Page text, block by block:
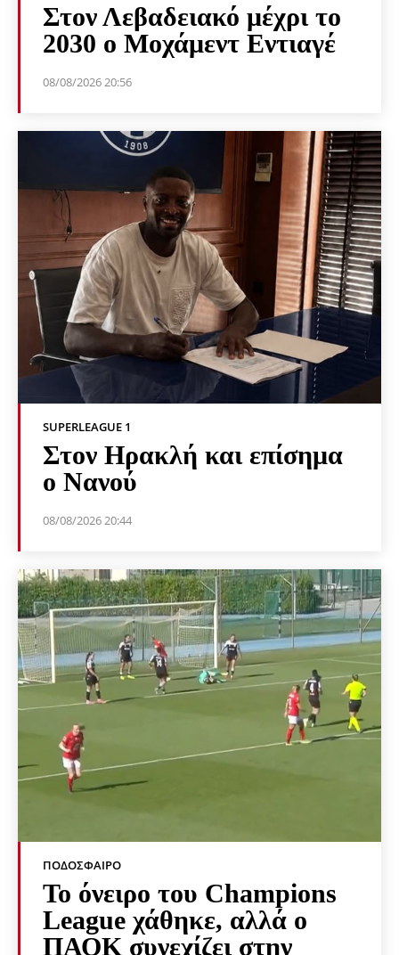
Στον Λεβαδειακό μέχρι το
2030 ο Μοχάμεντ Εντιαγέ
08/08/2026 20:56
SUPERLEAGUE 1
Στον Ηρακλή και επίσημα
ο Νανού
08/08/2026 20:44
ΠΟΔΌΣΦΑΙΡΟ
Το όνειρο του Champions
League χάθηκε, αλλά ο
ΠΑΟΚ συνεχίζει στην